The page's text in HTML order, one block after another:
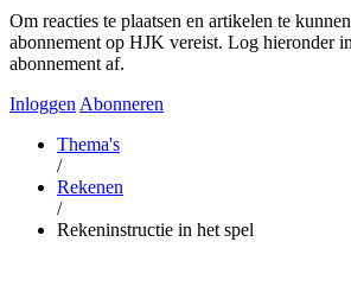
Om reacties te plaatsen en artikelen te
abonnement op HJK vereist. Log hieronder
abonnement af.
Inloggen Abonneren
Thema's
/
Rekenen
/
Rekeninstructie in het spel